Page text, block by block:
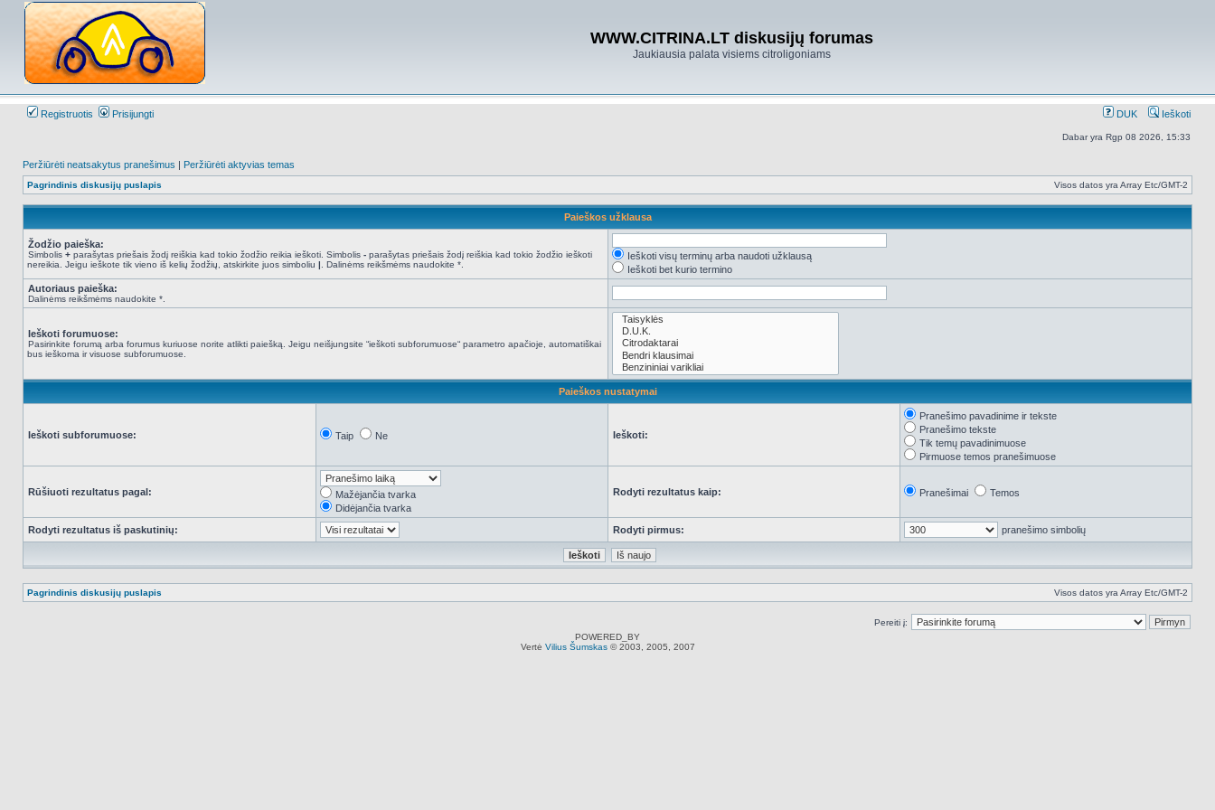
WWW.CITRINA.LT diskusijų forumas
Jaukiausia palata visiems citroligoniams
Registruotis Prisijungti DUK Ieškoti
Dabar yra Rgp 08 2026, 15:33
Peržiūrėti neatsakytus pranešimus | Peržiūrėti aktyvias temas
Pagrindinis diskusijų puslapis Visos datos yra Array Etc/GMT-2
Paieškos užklausa
Žodžio paieška:
Simbolis + parašytas priešais žodį reiškia kad tokio žodžio reikia ieškoti. Simbolis - parašytas priešais žodį reiškia kad tokio žodžio ieškoti
nereikia. Jeigu ieškote tik vieno iš kelių žodžių, atskirkite juos simboliu | . Dalinėms reikšmėms naudokite *.
Ieškoti visų terminų arba naudoti užklausą
Ieškoti bet kurio termino
Autoriaus paieška:
Dalinėms reikšmėms naudokite *.
Ieškoti forumuose:
Pasirinkite forumą arba forumus kuriuose norite atlikti paiešką. Jeigu neišjungsite “ieškoti subforumuose“ parametro apačioje, automatiškai
bus ieškoma ir visuose subforumuose.
Paieškos nustatymai
Ieškoti subforumuose: Taip Ne Ieškoti:
Pranešimo pavadinime ir tekste
Pranešimo tekste
Tik temų pavadinimuose
Pirmuose temos pranešimuose
Rūšiuoti rezultatus pagal:
Mažėjančia tvarka
Didėjančia tvarka
Rodyti rezultatus kaip: Pranešimai Temos
Rodyti rezultatus iš paskutinių: Rodyti pirmus: pranešimo simbolių
Pagrindinis diskusijų puslapis Visos datos yra Array Etc/GMT-2
Pereiti į:
POWERED_BY
Vertė Vilius Šumskas© 2003, 2005, 2007